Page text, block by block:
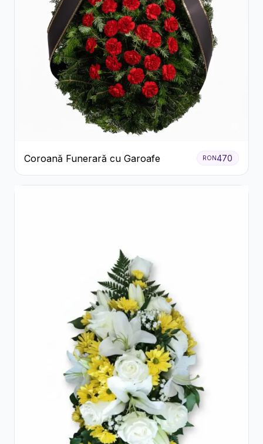
Coroană Funerară cu Garoafe RON470